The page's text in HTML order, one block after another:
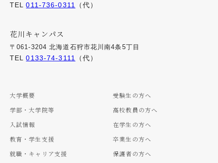
TEL011-736-0311 （代）
花川キャンパス
〒061-3204 北海道石狩市花川南4条5丁目
TEL0133-74-3111 （代）
大学概要
学部・大学院等
入試情報
教育・学生支援
就職・キャリア支援
受験生の方へ
高校教員の方へ
在学生の方へ
卒業生の方へ
保護者の方へ